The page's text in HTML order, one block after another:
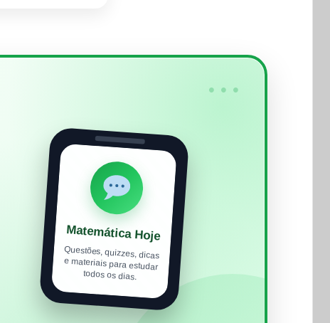
•••
Matemática Hoje
Questões, quizzes, dicas
e materiais para estudar
todos os dias.